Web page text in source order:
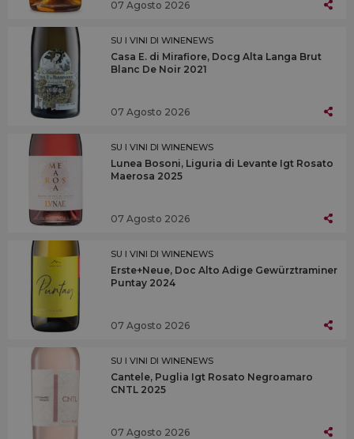
07 Agosto 2026
SU I VINI DI WINENEWS
Casa E. di Mirafiore, Docg Alta Langa Brut
Blanc De Noir 2021
07 Agosto 2026
SU I VINI DI WINENEWS
Lunea Bosoni, Liguria di Levante Igt Rosato
Maerosa 2025
07 Agosto 2026
SU I VINI DI WINENEWS
Erste+Neue, Doc Alto Adige Gewürztraminer
Puntay 2024
07 Agosto 2026
SU I VINI DI WINENEWS
Cantele, Puglia Igt Rosato Negroamaro
CNTL 2025
07 Agosto 2026